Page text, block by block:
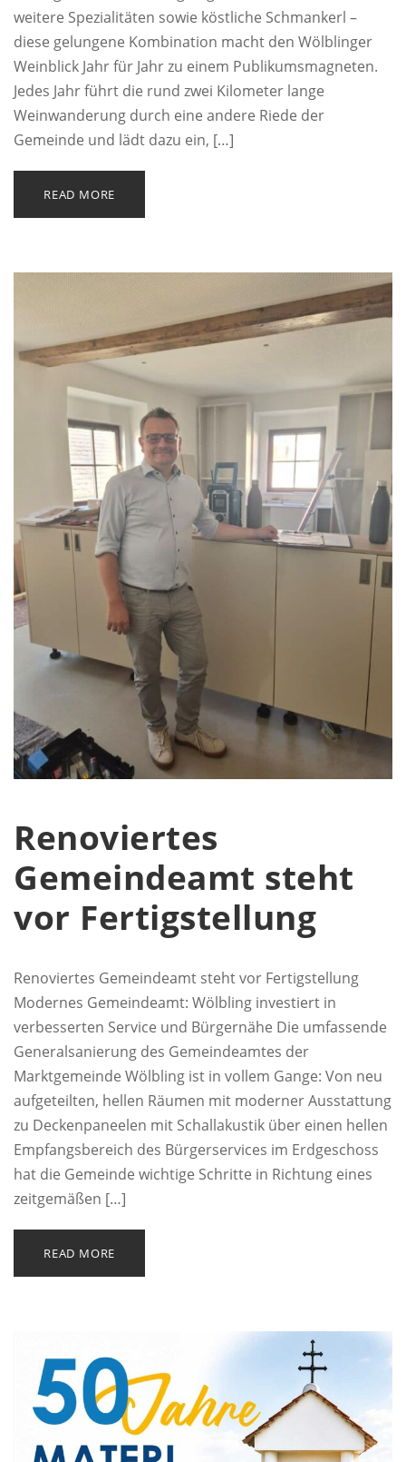
weitere Spezialitäten sowie köstliche Schmankerl –
diese gelungene Kombination macht den Wölblinger
Weinblick Jahr für Jahr zu einem Publikumsmagneten.
Jedes Jahr führt die rund zwei Kilometer lange
Weinwanderung durch eine andere Riede der
Gemeinde und lädt dazu ein, […]
READ MORE
Renoviertes
Gemeindeamt steht
vor Fertigstellung
Renoviertes Gemeindeamt steht vor Fertigstellung
Modernes Gemeindeamt: Wölbling investiert in
verbesserten Service und Bürgernähe Die umfassende
Generalsanierung des Gemeindeamtes der
Marktgemeinde Wölbling ist in vollem Gange: Von neu
aufgeteilten, hellen Räumen mit moderner Ausstattung
zu Deckenpaneelen mit Schallakustik über einen hellen
Empfangsbereich des Bürgerservices im Erdgeschoss
hat die Gemeinde wichtige Schritte in Richtung eines
zeitgemäßen […]
READ MORE